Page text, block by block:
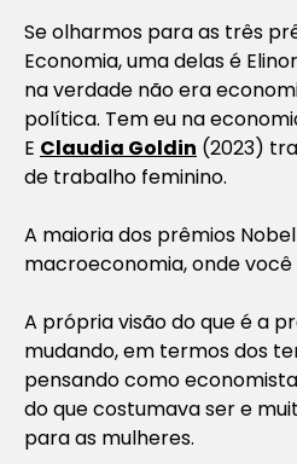
Se olharmos para as três
Economia, uma delas é
na verdade não era
política. Tem eu na
E Claudia Goldin (2023)
de trabalho feminino.
A maioria dos prêmios
macroeconomia, onde
A própria visão do que é a
mudando, em termos dos
pensando como
do que costumava ser e
para as mulheres.